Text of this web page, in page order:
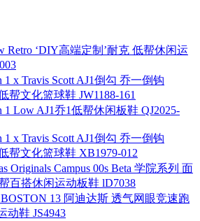
Retro ‘DIY高端定制’耐克 低帮休闲运
1 x Travis Scott AJ1倒勾 乔一倒钩
帮文化篮球鞋 JW1188-161
1 Low AJ1乔1低帮休闲板鞋 QJ2025-
1 x Travis Scott AJ1倒勾 乔一倒钩
帮文化篮球鞋 XB1979-012
Originals Campus 00s Beta 学院系列 面
百搭休闲运动板鞋 lD7038
BOSTON 13 阿迪达斯 透气网眼竞速跑
动鞋 JS4943